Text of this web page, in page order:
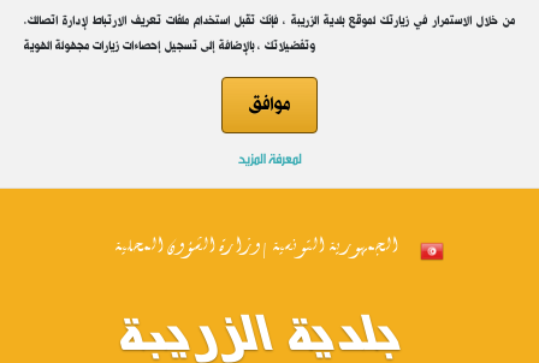
.من خلال الاستمرار في زيارتك لموقع بلدية الزريبة ، فإنك تقبل استخدام ملفات تعريف الارتباط لإدارة اتصالك
وتفضيلاتك ، بالإضافة إلى تسجيل إحصاءات زيارات مجهولة الهوية
موافق
لمعرفة المزيد
الجمهورية التونسية | وزارة الشؤون المحلية
بلدية الزريبة